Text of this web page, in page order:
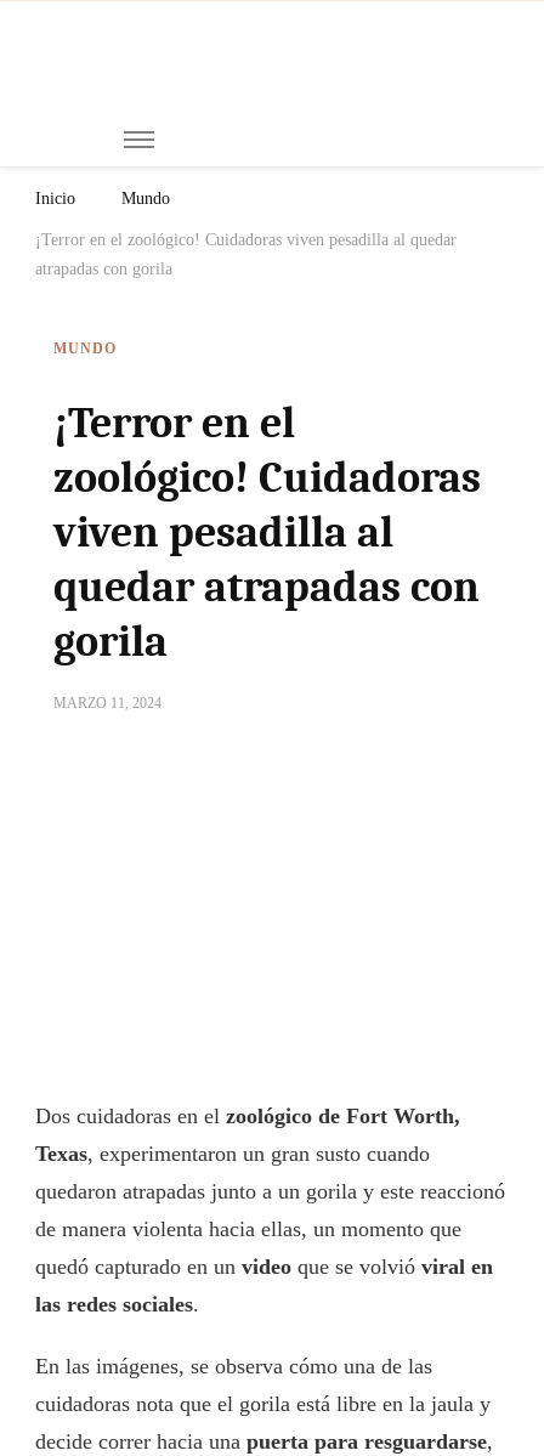
Inicio Mundo
¡Terror en el zoológico! Cuidadoras viven pesadilla al quedar
atrapadas con gorila
MUNDO
¡Terror en el
zoológico! Cuidadoras
viven pesadilla al
quedar atrapadas con
gorila
MARZO 11, 2024
Dos cuidadoras en el zoológico de Fort Worth,
Texas, experimentaron un gran susto cuando
quedaron atrapadas junto a un gorila y este reaccionó
de manera violenta hacia ellas, un momento que
quedó capturado en un video que se volvió viral en
las redes sociales.
En las imágenes, se observa cómo una de las
cuidadoras nota que el gorila está libre en la jaula y
decide correr hacia una puerta para resguardarse,